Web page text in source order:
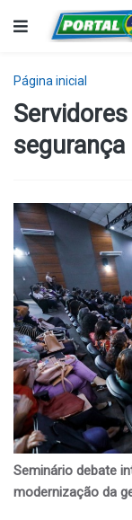
Página inicial
segurança
Seminário debate
modernização da